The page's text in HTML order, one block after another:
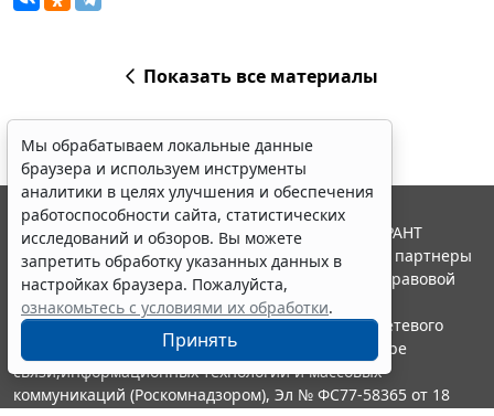
Показать все материалы
Мы обрабатываем локальные данные
браузера и используем инструменты
аналитики в целях улучшения и обеспечения
работоспособности сайта, статистических
исследований и обзоров. Вы можете
запретить обработку указанных данных в
настройках браузера. Пожалуйста,
ознакомьтесь с условиями их обработки.
Принять
© ООО "НПП "ГАРАНТ-СЕРВИС", 2026. Система ГАРАНТ
выпускается с 1990 года. Компания "Гарант" и ее партнеры
являются участниками Российской ассоциации правовой
информации ГАРАНТ.
Портал ГАРАНТ.РУ зарегистрирован в качестве сетевого
издания Федеральной службой по надзору в сфере
связи,информационных технологий и массовых
коммуникаций (Роскомнадзором), Эл № ФС77-58365 от 18